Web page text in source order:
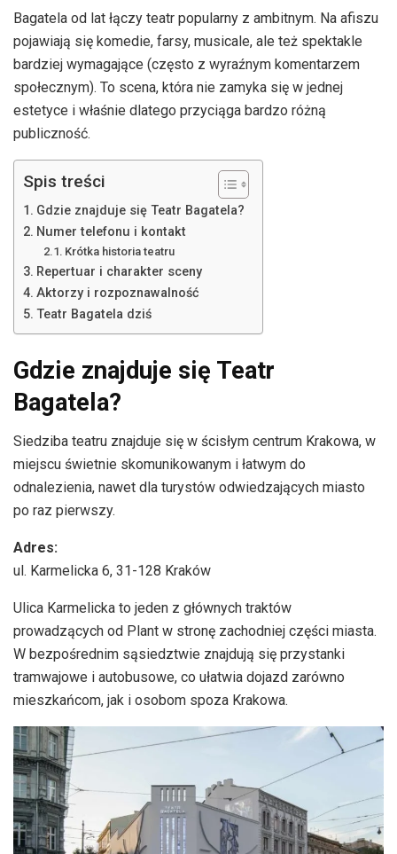
Bagatela od lat łączy teatr popularny z ambitnym. Na afiszu
pojawiają się komedie, farsy, musicale, ale też spektakle
bardziej wymagające (często z wyraźnym komentarzem
społecznym). To scena, która nie zamyka się w jednej
estetyce i właśnie dlatego przyciąga bardzo różną
publiczność.
Spis treści
Gdzie znajduje się Teatr Bagatela?
Numer telefonu i kontakt
Krótka historia teatru
Repertuar i charakter sceny
Aktorzy i rozpoznawalność
Teatr Bagatela dziś
Gdzie znajduje się Teatr
Bagatela?
Siedziba teatru znajduje się w ścisłym centrum Krakowa, w
miejscu świetnie skomunikowanym i łatwym do
odnalezienia, nawet dla turystów odwiedzających miasto
po raz pierwszy.
Adres:
ul. Karmelicka 6, 31-128 Kraków
Ulica Karmelicka to jeden z głównych traktów
prowadzących od Plant w stronę zachodniej części miasta.
W bezpośrednim sąsiedztwie znajdują się przystanki
tramwajowe i autobusowe, co ułatwia dojazd zarówno
mieszkańcom, jak i osobom spoza Krakowa.